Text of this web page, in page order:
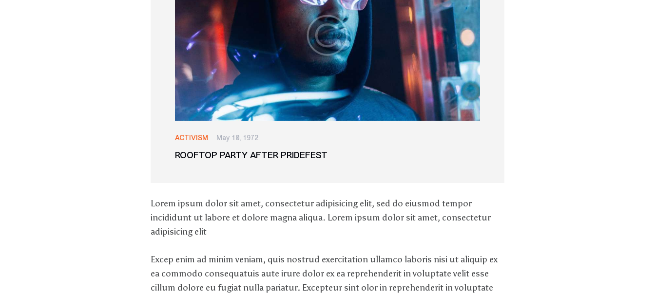
ACTIVISM May 10, 1972
ROOFTOP PARTY AFTER PRIDEFEST
Lorem ipsum dolor sit amet, consectetur adipisicing elit, sed do eiusmod tempor
incididunt ut labore et dolore magna aliqua. Lorem ipsum dolor sit amet, consectetur
adipisicing elit
Excep enim ad minim veniam, quis nostrud exercitation ullamco laboris nisi ut aliquip ex
ea commodo consequatuis aute irure dolor ex ea reprehenderit in voluptate velit esse
cillum dolore eu fugiat nulla pariatur. Excepteur sint olor in reprehenderit in voluptate